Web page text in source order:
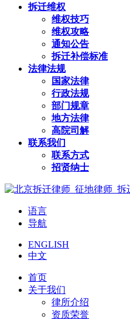
拆迁维权
维权技巧
维权攻略
通知公告
拆迁补偿标准
法律法规
国家法律
行政法规
部门规章
地方法律
高院司解
联系我们
联系方式
招贤纳士
语言
导航
ENGLISH
中文
首页
关于我们
律所介绍
资质荣誉